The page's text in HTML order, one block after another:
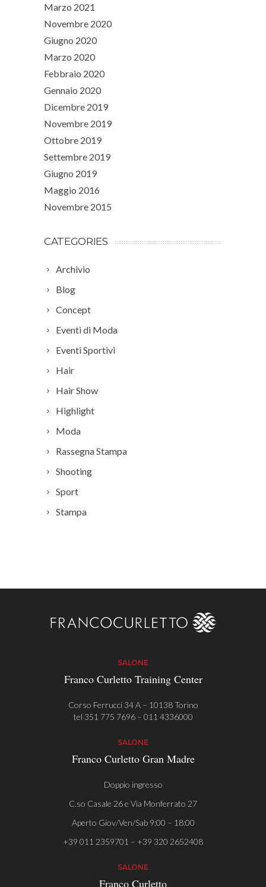
Marzo 2021
Novembre 2020
Giugno 2020
Marzo 2020
Febbraio 2020
Gennaio 2020
Dicembre 2019
Novembre 2019
Ottobre 2019
Settembre 2019
Giugno 2019
Maggio 2016
Novembre 2015
CATEGORIES
Archivio
Blog
Concept
Eventi di Moda
Eventi Sportivi
Hair
Hair Show
Highlight
Moda
Rassegna Stampa
Shooting
Sport
Stampa
SALONE
Franco Curletto Training Center
Corso Ferrucci 34 A – 10138 Torino
tel 351 775 7696– 011 4336000
SALONE
Franco Curletto Gran Madre
Doppio ingresso
C.so Casale 26 e Via Monferrato 27
Aperto Giov/Ven/Sab 9:00 – 18:00
+39 011 2359701 – +39 320 2652408
SALONE
Franco Curletto